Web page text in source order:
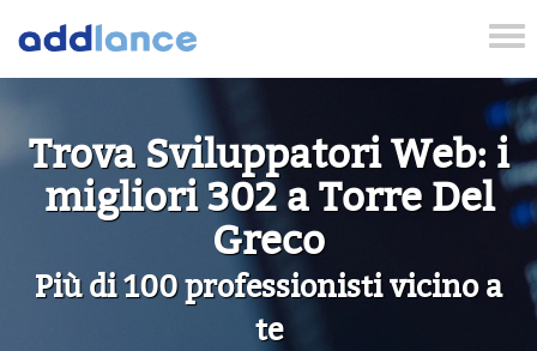
Trova Sviluppatori Web: i
migliori 302 a Torre Del
Greco
Più di 100 professionisti vicino a
te